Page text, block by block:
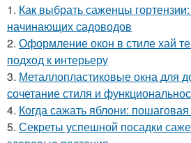
1. Как выбрать саженцы
начинающих садоводов
2. Оформление окон в стиле хай
подход к интерьеру
3. Металлопластиковые окна для
сочетание стиля и
4. Когда сажать яблони: пошаговая
5. Секреты успешной посадки